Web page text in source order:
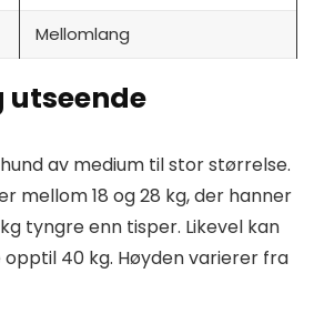
Mellomlang
utseende
av medium til stor størrelse.
mellom 18 og 28 kg, der hanner
tyngre enn tisper. Likevel kan
40 kg. Høyden varierer fra